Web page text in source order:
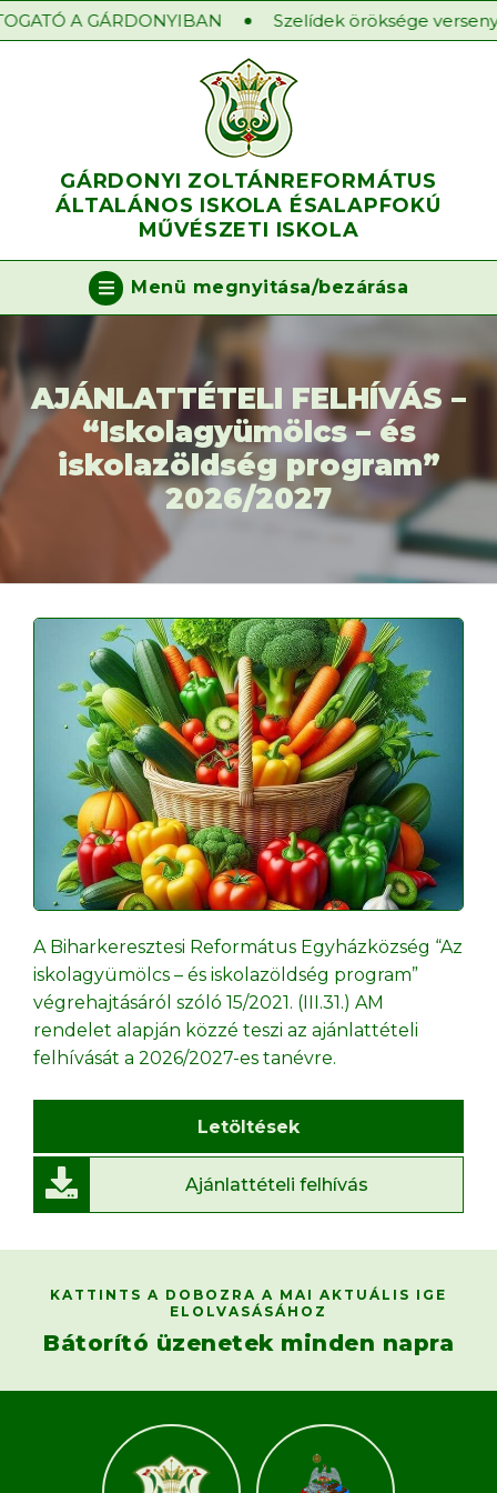
A GÁRDONYIBAN Szelídek öröksége
GÁRDONYI ZOLTÁNREFORMÁTUS
ÁLTALÁNOS ISKOLA ÉSALAPFOKÚ
MŰVÉSZETI ISKOLA
Menü megnyitása/bezárása
AJÁNLATTÉTELI FELHÍVÁS –
“Iskolagyümölcs – és
iskolazöldség program”
2026/2027
A Biharkeresztesi Református Egyházközség “Az
iskolagyümölcs – és iskolazöldség program”
végrehajtásáról szóló 15/2021. (III.31.) AM
rendelet alapján közzé teszi az ajánlattételi
felhívását a 2026/2027-es tanévre.
Letöltések
Ajánlattételi felhívás
KATTINTS A DOBOZRA A MAI AKTUÁLIS IGE
ELOLVASÁSÁHOZ
Bátorító üzenetek minden napra